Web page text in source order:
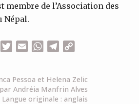
membre de l’Association des
Népal.
FacebookTwitterEmailWhatsApp
Telegram
Pessoa et Helena Zelic
Andréia Manfrin Alves
Langue originale : anglais